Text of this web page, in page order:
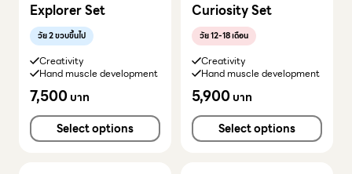
Explorer Set
วัย 2 ขวบขึ้นไป
Creativity
Hand muscle development
7,500บาท
Select options
Curiosity Set
วัย 12-18 เดือน
Creativity
Hand muscle development
5,900บาท
Select options